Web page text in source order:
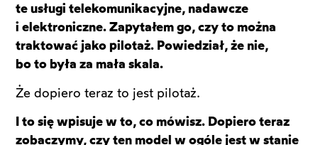
te usługi telekomunikacyjne, nadawcze
i elektroniczne. Zapytałem go, czy to można
traktować jako pilotaż. Powiedział, że nie,
bo to była za mała skala.
Że dopiero teraz to jest pilotaż.
I to się wpisuje w to, co mówisz. Dopiero teraz
zobaczymy, czy ten model w ogóle jest w stanie